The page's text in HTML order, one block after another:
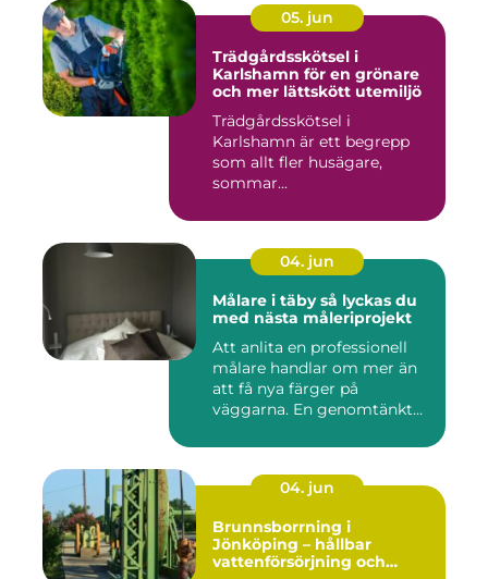
05. jun
Trädgårdsskötsel i
Karlshamn för en grönare
och mer lättskött utemiljö
Trädgårdsskötsel i
Karlshamn är ett begrepp
som allt fler husägare,
sommar...
04. jun
Målare i täby så lyckas du
med nästa måleriprojekt
Att anlita en professionell
målare handlar om mer än
att få nya färger på
väggarna. En genomtänkt
04. jun
Brunnsborrning i
Jönköping – hållbar
vattenförsörjning och